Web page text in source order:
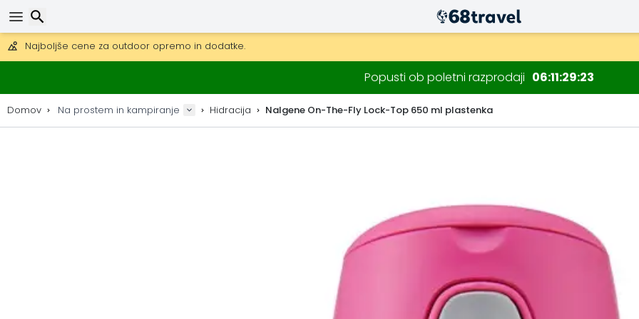
Na voljo je tudi DHL Express čez noč.
30 dni za vračilo, 90 dni za lesene zemljevide in dekoracije.
Najboljše cene za outdoor opremo in dodatke.
Popusti ob poletni razprodaji 06 11 29 22
Domov Na prostem in kampiranje Hidracija Nalgene On-The-Fly Lock-Top 650 ml plastenka